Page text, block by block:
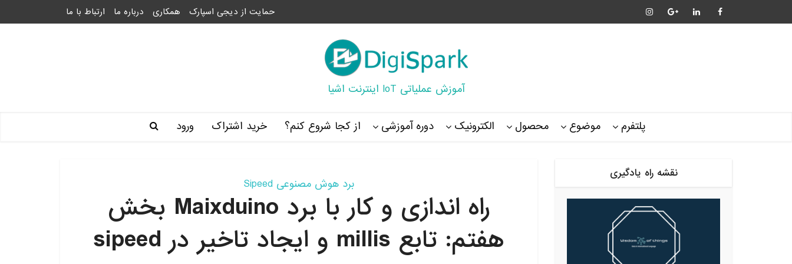
حمایت از دیجی اسپارک همکاری درباره ما ارتباط با ما
آموزش عملیاتی IoT اینترنت اشیا
پلتفرم موضوع محصول الکترونیک دوره آموزشی از کجا شروع کنم؟ خرید اشتراک ورود
برد هوش مصنوعی Sipeed
راه اندازی و کار با برد Maixduino بخش
هفتم: تابع millis و ایجاد تاخیر در sipeed
نقشه راه یادگیری